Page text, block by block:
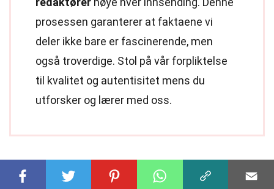
prosessen garanterer at faktaene vi
deler ikke bare er fascinerende, men
også troverdige. Stol på vår forpliktelse
til kvalitet og autentisitet mens du
utforsker og lærer med oss.